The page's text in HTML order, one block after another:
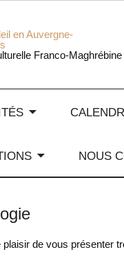
Franco-Maghrébine
NOUS
plaisir de vous présenter